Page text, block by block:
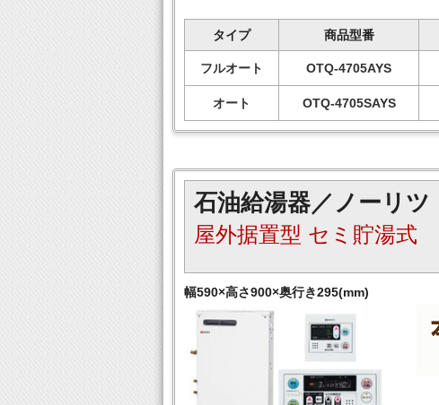
タイプ 商品型番
フルオート OTQ-4705AYS
オート OTQ-4705SAYS
石油給湯器／ノーリツ
屋外据置型 セミ貯湯式
幅590×高さ900×奥行き295(mm)